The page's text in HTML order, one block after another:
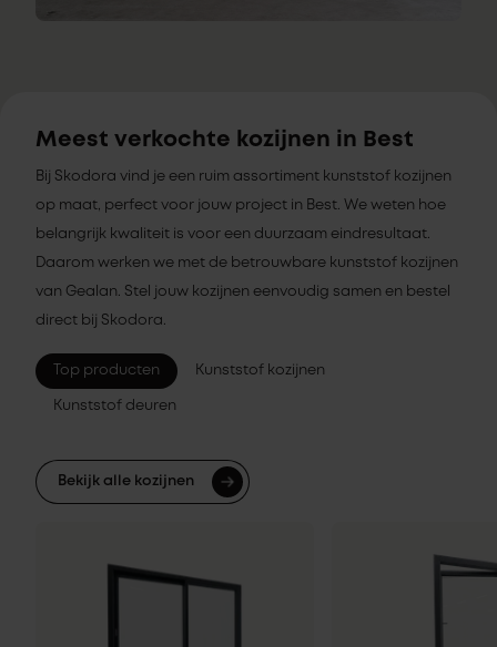
Meest verkochte kozijnen in Best
Bij Skodora vind je een ruim assortiment kunststof kozijnen
op maat, perfect voor jouw project in Best. We weten hoe
belangrijk kwaliteit is voor een duurzaam eindresultaat.
Daarom werken we met de betrouwbare kunststof kozijnen
van Gealan. Stel jouw kozijnen eenvoudig samen en bestel
direct bij Skodora.
Top producten Kunststof kozijnen
Kunststof deuren
Bekijk alle kozijnen